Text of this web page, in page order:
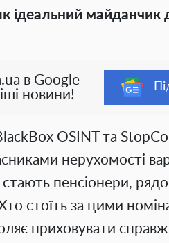
ідеальний майданчик
в Google
новини!
OSINT та
нерухомості
пенсіонери,
стоїть за цими
приховувати